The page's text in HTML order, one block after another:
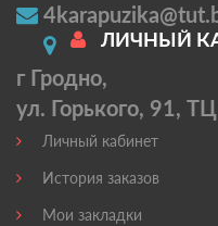
г Гродно,
ул. Горького, 91,
ЛИЧНЫЙ
Личный кабинет
История заказов
Мои закладки